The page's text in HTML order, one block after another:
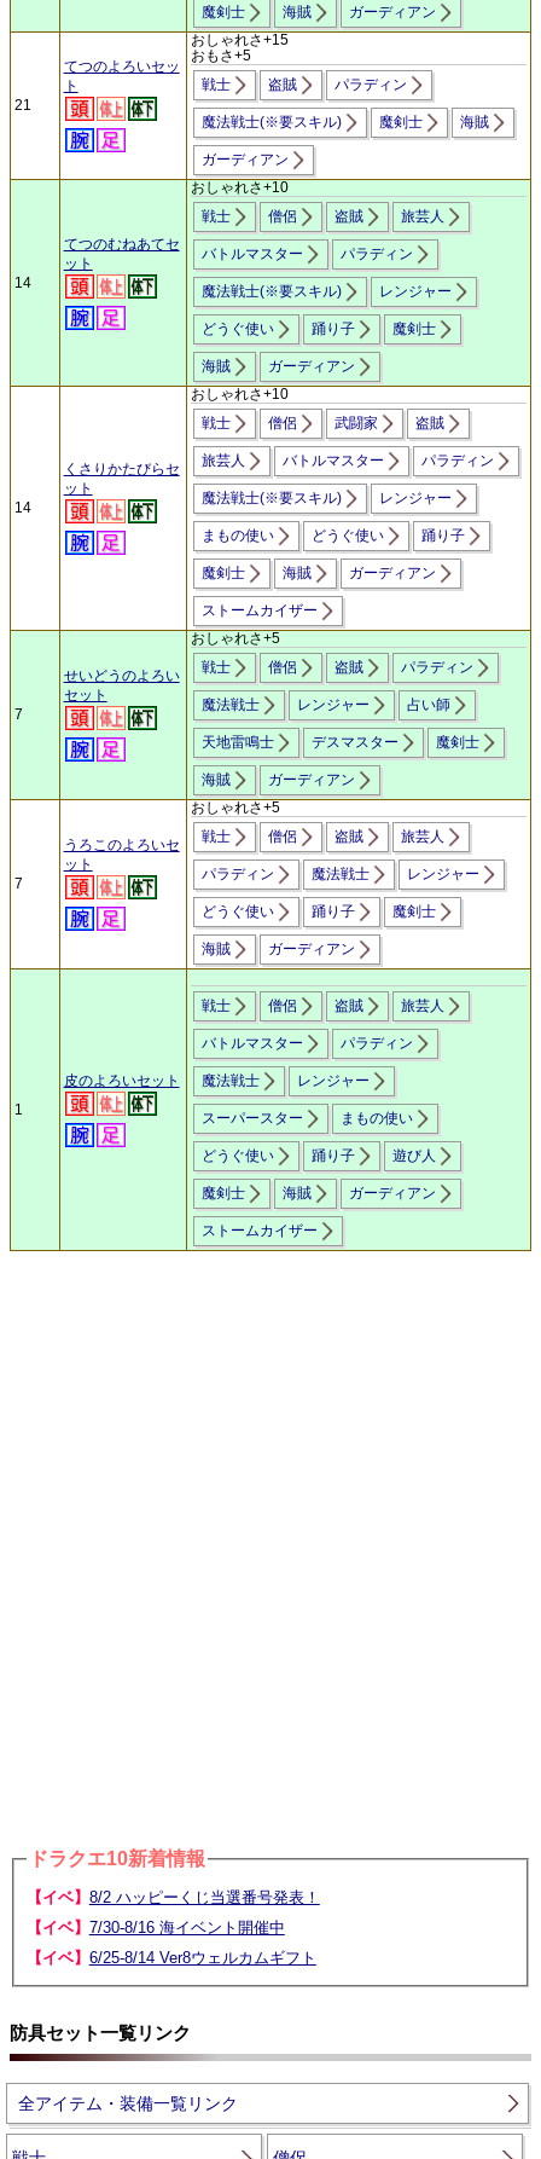
魔剣士 海賊 ガーディアン
21
てつのよろいセッ
ト
おしゃれさ+15
おもさ+5
戦士
盗賊 パラディン
魔法戦士(※要スキル) 魔剣士 海賊
ガーディアン
14
てつのむねあてセ
ット
おしゃれさ+10
戦士
僧侶 盗賊 旅芸人
バトルマスター パラディン
魔法戦士(※要スキル) レンジャー
どうぐ使い 踊り子 魔剣士
海賊 ガーディアン
14
くさりかたびらセ
ット
おしゃれさ+10
戦士
僧侶 武闘家 盗賊
旅芸人 バトルマスター パラディン
魔法戦士(※要スキル) レンジャー
まもの使い どうぐ使い 踊り子
魔剣士 海賊 ガーディアン
ストームカイザー
7
せいどうのよろい
セット
おしゃれさ+5
戦士
僧侶 盗賊 パラディン
魔法戦士 レンジャー 占い師
天地雷鳴士 デスマスター 魔剣士
海賊 ガーディアン
7
うろこのよろいセ
ット
おしゃれさ+5
戦士
僧侶 盗賊 旅芸人
パラディン 魔法戦士 レンジャー
どうぐ使い 踊り子 魔剣士
海賊 ガーディアン
1
皮のよろいセット
戦士 僧侶 盗賊 旅芸人
バトルマスター パラディン
魔法戦士 レンジャー
スーパースター まもの使い
どうぐ使い 踊り子 遊び人
魔剣士 海賊 ガーディアン
ストームカイザー
ドラクエ10新着情報
【イベ】 8/2 ハッピーくじ当選番号発表！
【イベ】 7/30-8/16 海イベント開催中
【イベ】 6/25-8/14 Ver8ウェルカムギフト
防具セット一覧リンク
全アイテム・装備一覧リンク